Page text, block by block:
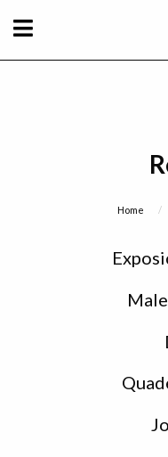
Breadcrumb
Home